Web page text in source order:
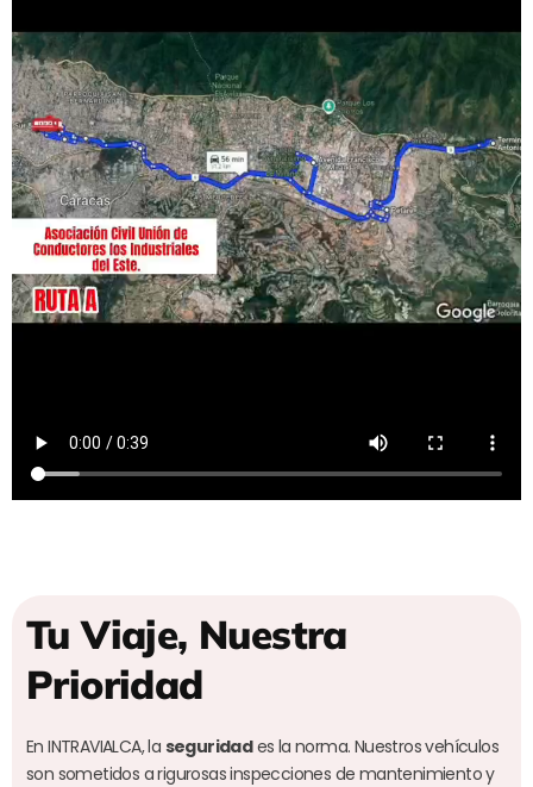
Tu Viaje, Nuestra
Prioridad
En INTRAVIALCA, la seguridades la norma. Nuestros vehículos
son sometidos a rigurosas inspecciones de mantenimiento y